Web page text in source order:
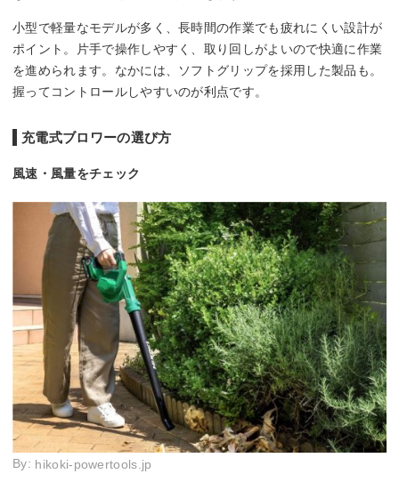
小型で軽量なモデルが多く、長時間の作業でも疲れにくい設計が
ポイント。片手で操作しやすく、取り回しがよいので快適に作業
を進められます。なかには、ソフトグリップを採用した製品も。
握ってコントロールしやすいのが利点です。
充電式ブロワーの選び方
風速・風量をチェック
By: hikoki-powertools.jp